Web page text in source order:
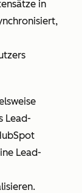
in
Lead-
Lead-